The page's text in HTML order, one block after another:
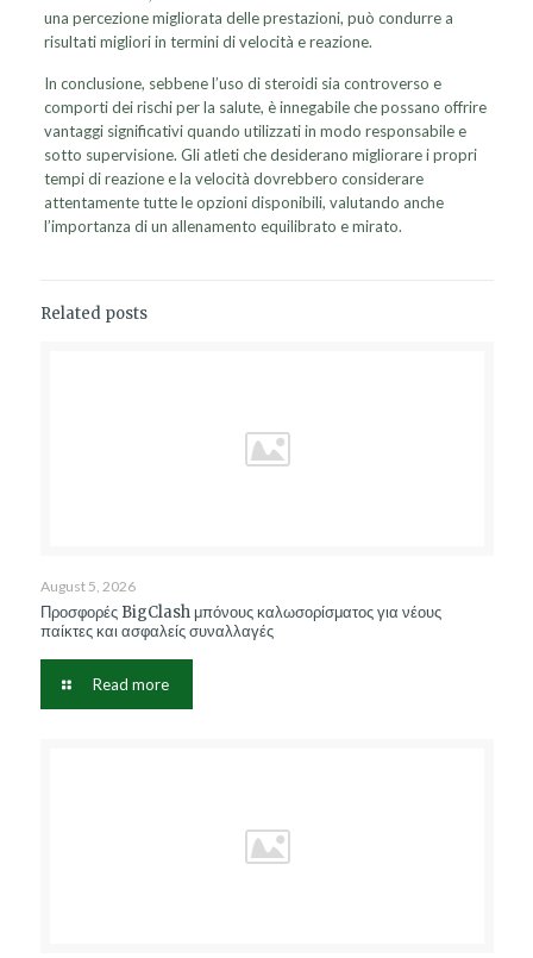
una percezione migliorata delle prestazioni, può condurre a
risultati migliori in termini di velocità e reazione.
In conclusione, sebbene l’uso di steroidi sia controverso e
comporti dei rischi per la salute, è innegabile che possano offrire
vantaggi significativi quando utilizzati in modo responsabile e
sotto supervisione. Gli atleti che desiderano migliorare i propri
tempi di reazione e la velocità dovrebbero considerare
attentamente tutte le opzioni disponibili, valutando anche
l’importanza di un allenamento equilibrato e mirato.
Related posts
August 5, 2026
Προσφορές BigClash μπόνους καλωσορίσματος για νέους
παίκτες και ασφαλείς συναλλαγές
Read more